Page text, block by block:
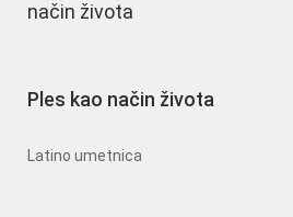
Ples kao način života
Latino umetnica